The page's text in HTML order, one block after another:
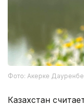
Фото: Акерке
Казахстан